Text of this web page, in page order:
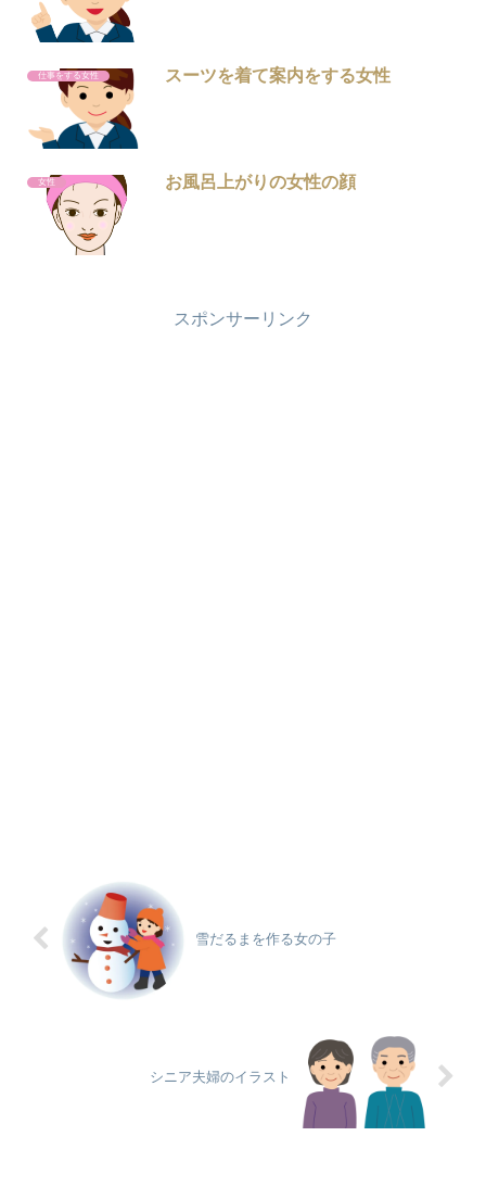
仕事をする女性 スーツを着て案内をする女性
女性 お風呂上がりの女性の顔
スポンサーリンク
雪だるまを作る女の子
シニア夫婦のイラスト